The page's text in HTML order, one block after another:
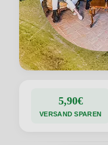
5,90€
VERSAND SPAREN